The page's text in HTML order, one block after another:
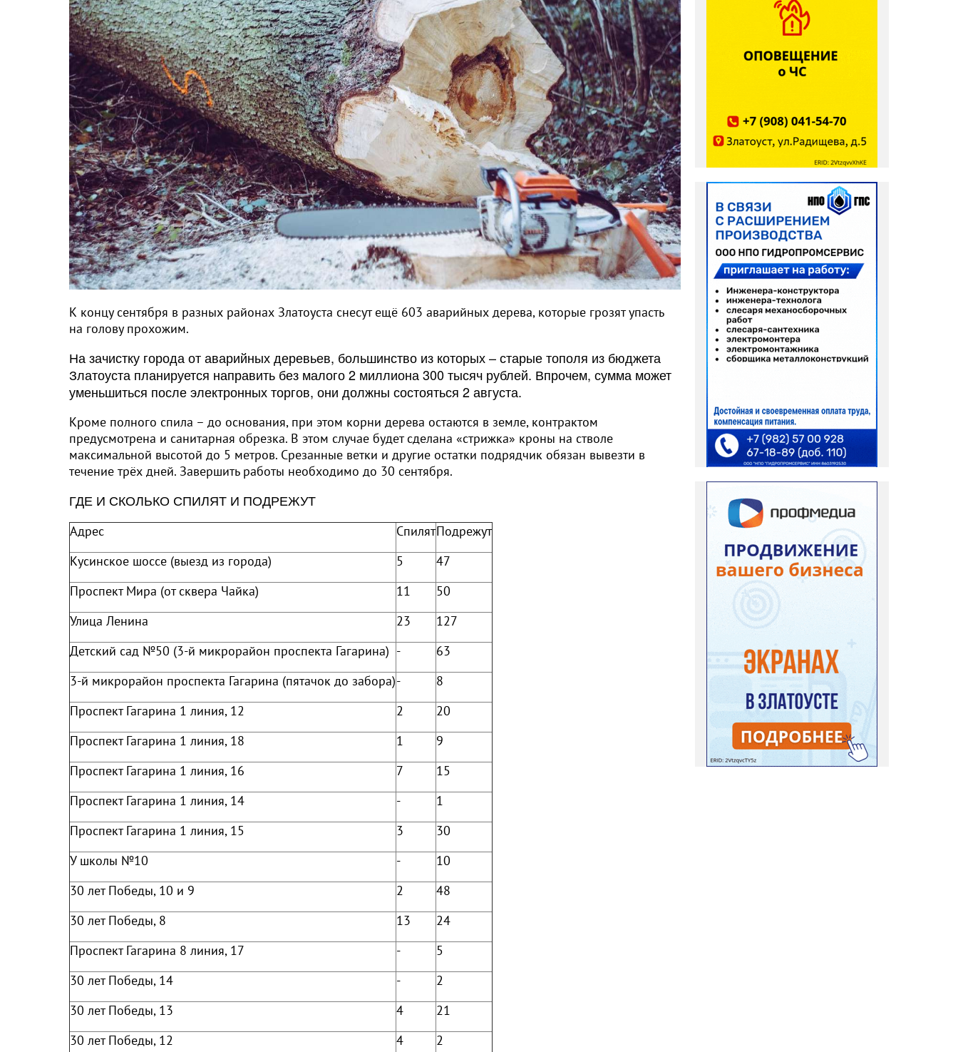
К концу сентября в разных районах Златоуста снесут ещё 603 аварийных дерева, которые грозят упасть
на голову прохожим.
На зачистку города от аварийных деревьев, большинство из которых – старые тополя из бюджета
Златоуста планируется направить без малого 2 миллиона 300 тысяч рублей. Впрочем, сумма может
уменьшиться после электронных торгов, они должны состояться 2 августа.
Кроме полного спила – до основания, при этом корни дерева остаются в земле, контрактом
предусмотрена и санитарная обрезка. В этом случае будет сделана «стрижка» кроны на стволе
максимальной высотой до 5 метров. Срезанные ветки и другие остатки подрядчик обязан вывезти в
течение трёх дней. Завершить работы необходимо до 30 сентября.
ГДЕ И СКОЛЬКО СПИЛЯТ И ПОДРЕЖУТ
Адрес СпилятПодрежут
Кусинское шоссе (выезд из города)
5
47
Проспект Мира (от сквера Чайка)
11
50
Улица Ленина
23
127
Детский сад №50 (3-й микрорайон проспекта Гагарина) -
63
3-й микрорайон проспекта Гагарина (пятачок до забора)-
8
Проспект Гагарина 1 линия, 12
2
20
Проспект Гагарина 1 линия, 18
1
9
Проспект Гагарина 1 линия, 16
7
15
Проспект Гагарина 1 линия, 14
-
1
Проспект Гагарина 1 линия, 15
3
30
У школы №10
-
10
30 лет Победы, 10 и 9
2
48
30 лет Победы, 8
13
24
Проспект Гагарина 8 линия, 17
-
5
30 лет Победы, 14
-
2
30 лет Победы, 13
4
21
30 лет Победы, 12
4
2